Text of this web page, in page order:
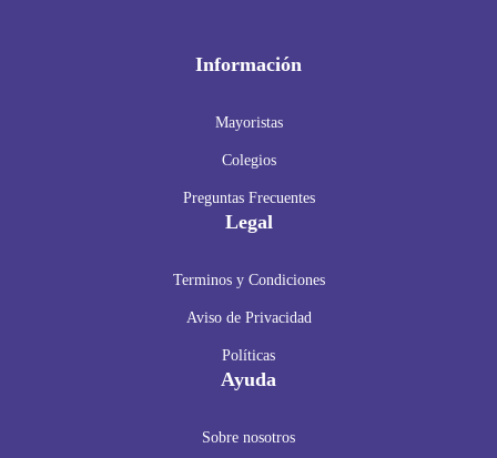
Información
Mayoristas
Colegios
Preguntas Frecuentes
Legal
Terminos y Condiciones
Aviso de Privacidad
Políticas
Ayuda
Sobre nosotros